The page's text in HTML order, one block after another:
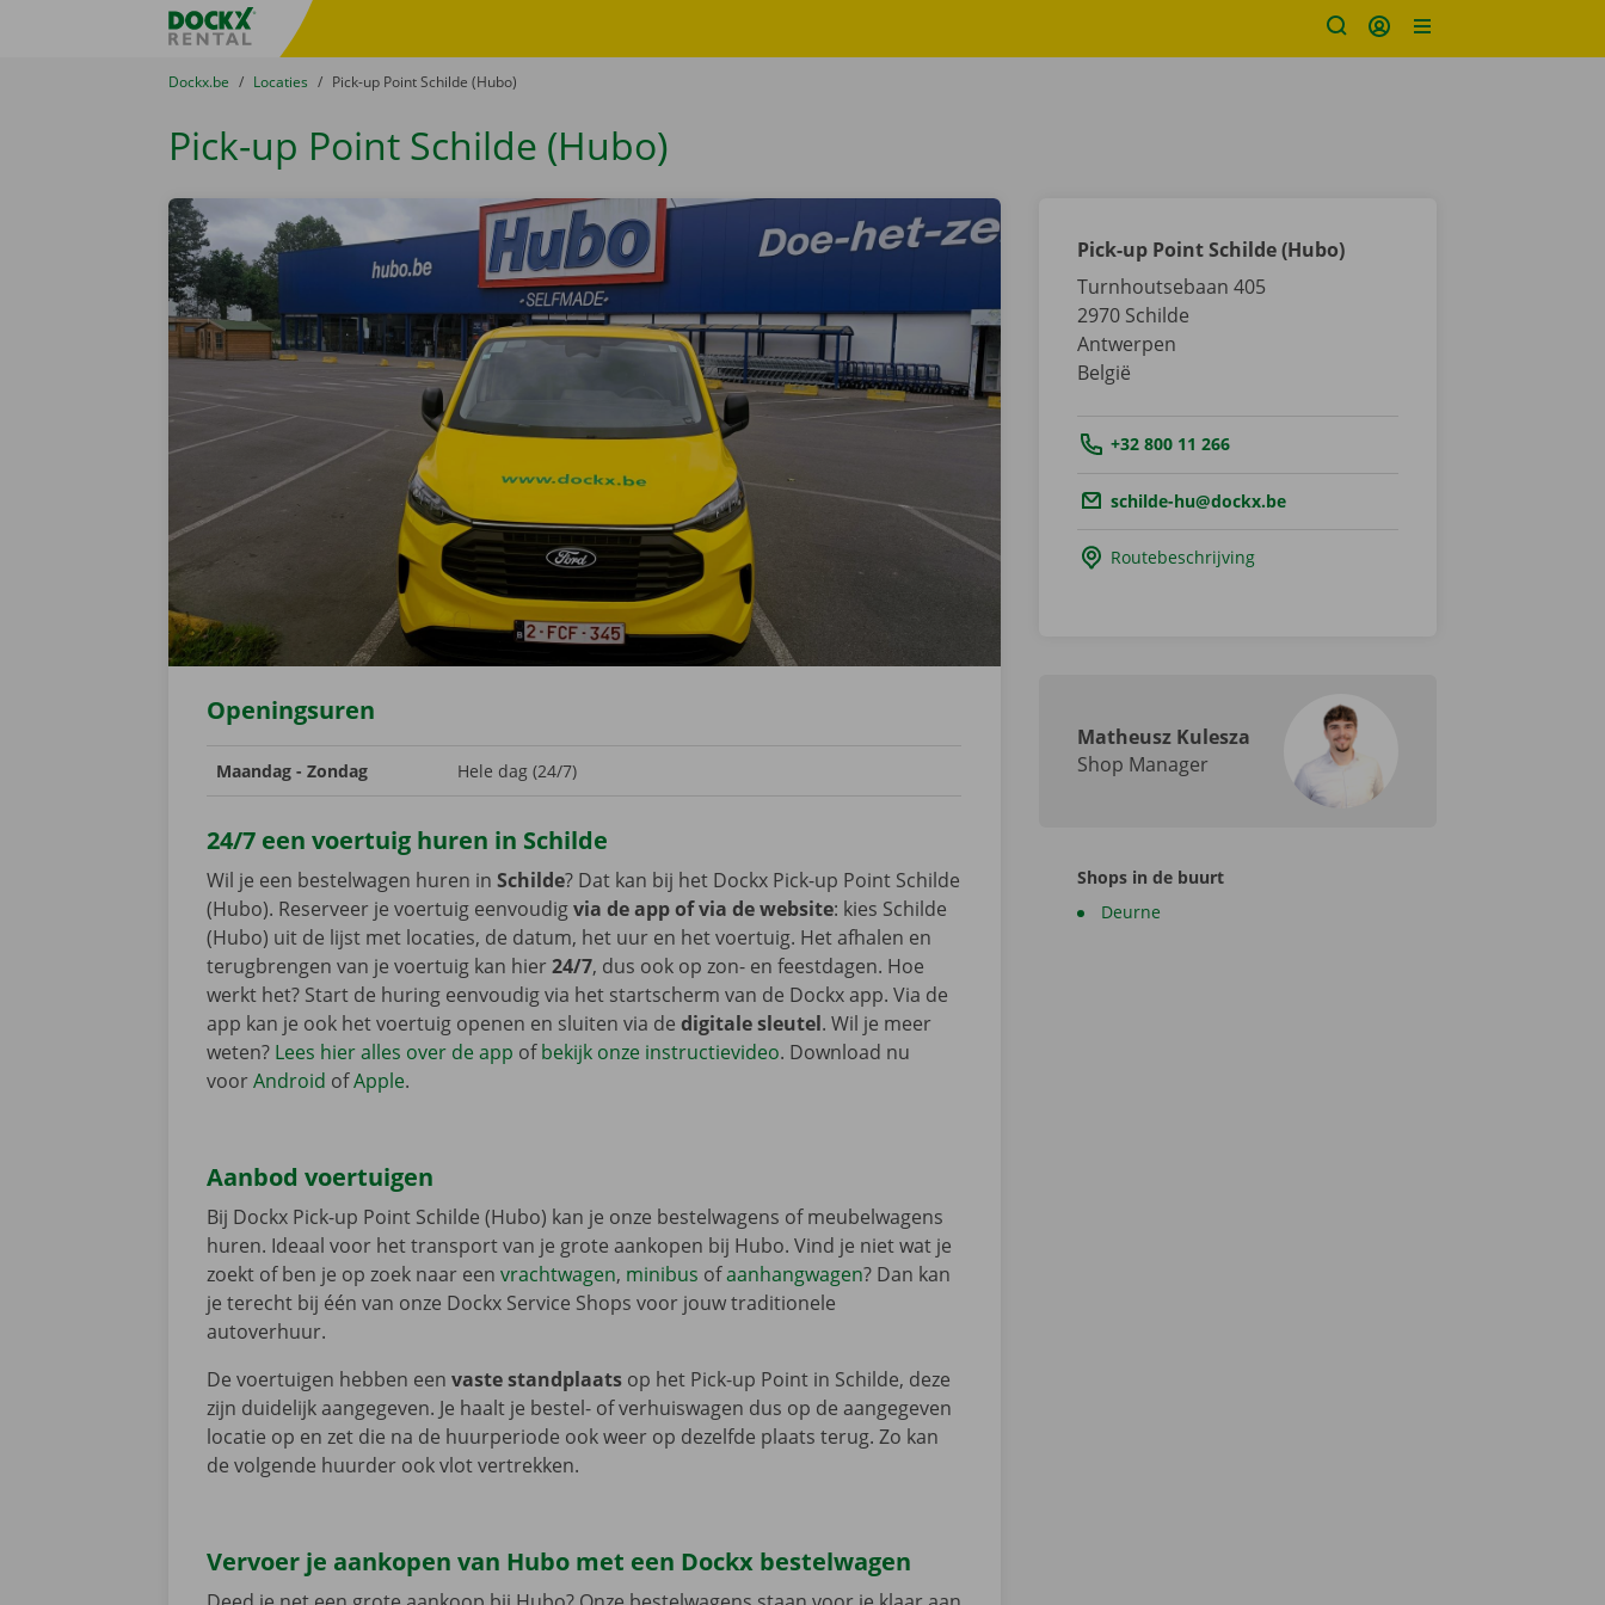
Taalselectie overslaanFratello DEMO
U bevindt zich hier:
van
Dockx.be naar
Locaties naar
Pick-up Point Schilde (Hubo)
Pick-up Point Schilde (Hubo)
Openingsuren
Maandag - Zondag Hele dag (24/7)
24/7 een voertuig huren in Schilde
Wil je een bestelwagen huren inSchilde? Dat kan bij het Dockx Pick-up Point Schilde
(Hubo). Reserveer je voertuig eenvoudigvia de app of via de website: kies Schilde
(Hubo) uit de lijst met locaties, de datum, het uur en het voertuig. Het afhalen en
terugbrengen van je voertuig kan hier24/7, dus ook op zon- en feestdagen. Hoe
werkt het? Start de huring eenvoudig via het startscherm van de Dockx app. Via de
app kan je ook het voertuig openen en sluiten via dedigitale sleutel. Wil je meer
weten? Lees hier alles over de app ofbekijk onze instructievideo. Download nu
voorAndroid ofApple.
Aanbod voertuigen
Bij Dockx Pick-up Point Schilde (Hubo) kan je onze bestelwagens of meubelwagens
huren. Ideaal voor het transport van je grote aankopen bij Hubo. Vind je niet wat je
zoekt of ben je op zoek naar eenvrachtwagen, minibus ofaanhangwagen? Dan kan
je terecht bij één van onze Dockx Service Shops voor jouw traditionele
autoverhuur.
De voertuigen hebben eenvaste standplaats op het Pick-up Point in Schilde, deze
zijn duidelijk aangegeven. Je haalt je bestel- of verhuiswagen dus op de aangegeven
locatie op en zet die na de huurperiode ook weer op dezelfde plaats terug. Zo kan
de volgende huurder ook vlot vertrekken.
Vervoer je aankopen van Hubo met een Dockx bestelwagen
Pick-up Point Schilde (Hubo)
Turnhoutsebaan 405
2970 Schilde
Antwerpen
België
Tel.:+32 800 11 266
Email.:schilde-hu@dockx.be
Routebeschrijving
Matheusz Kulesza
Shop Manager
Shops in de buurt
Deurne